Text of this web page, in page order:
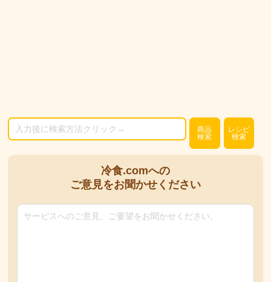
商品
検索
レシピ
検索
冷食.comへの
ご意見をお聞かせください